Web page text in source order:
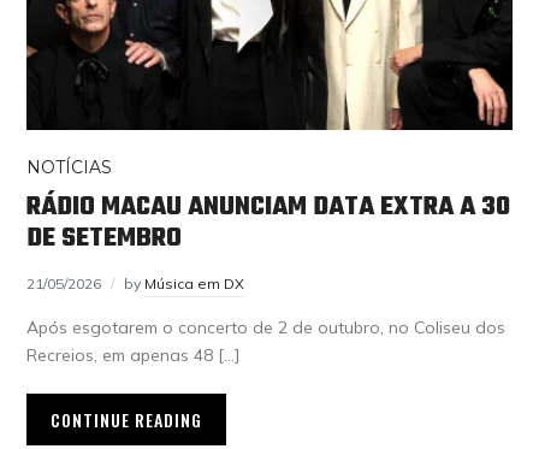
NOTÍCIAS
RÁDIO MACAU ANUNCIAM DATA EXTRA A 30
DE SETEMBRO
21/05/2026 by Música em DX
Após esgotarem o concerto de 2 de outubro, no Coliseu dos
Recreios, em apenas 48 […]
CONTINUE READING